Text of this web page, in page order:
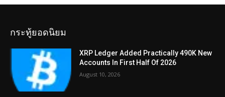
กระทู้ยอดนิยม
XRP Ledger Added Practically 490K New
Accounts In First Half Of 2026
August 10, 2026